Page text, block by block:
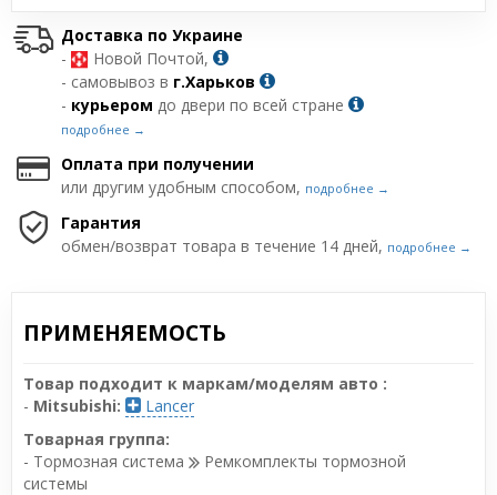
Доставка по Украине
-
Новой Почтой,
- самовывоз в г.Харьков
- курьером до двери по всей стране
подробнее →
Оплата при получении
или другим удобным способом, подробнее →
Гарантия
обмен/возврат товара в течение 14 дней, подробнее →
ПРИМЕНЯЕМОСТЬ
Товар подходит к маркам/моделям авто :
- Mitsubishi:
Lancer
Товарная группа:
- Тормозная система
Ремкомплекты тормозной
системы